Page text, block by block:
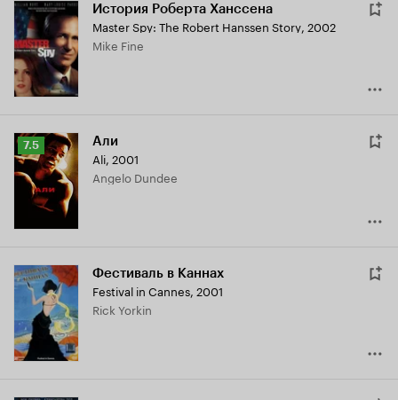
История Роберта Ханссена
Master Spy: The Robert Hanssen Story, 2002
Mike Fine
Рейтинг
Кинопоиска
7.5
7.5 Али
Ali, 2001
Angelo Dundee
Фестиваль в Каннах
Festival in Cannes, 2001
Rick Yorkin